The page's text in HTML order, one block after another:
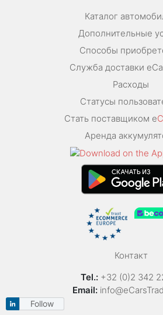
Каталог
Дополнительные
Способы
Служба доставки
Расходы
Статусы
Стать поставщиком e
Аренда
Контакт
Tel.: +32 (0)2 342
Email:
Follow